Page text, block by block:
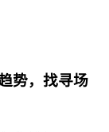
势，找寻场